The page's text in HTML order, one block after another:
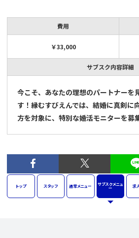
費用
￥33,000
サブスク内容詳細
今こそ、あなたの理想のパートナーを
す！縁むすびえんでは、結婚に真剣に
方を対象に、特別な婚活モニターを募
トップ スタッフ 通常メニュー サブスクメニュ
ー 求人